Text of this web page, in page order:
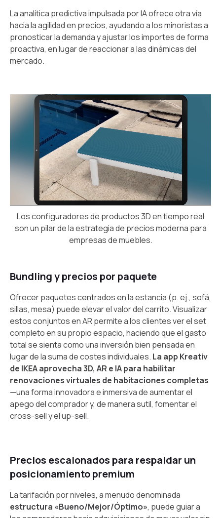
La analítica predictiva impulsada por IA ofrece otra vía
hacia la agilidad en precios, ayudando a los minoristas a
pronosticar la demanda y ajustar los importes de forma
proactiva, en lugar de reaccionar a las dinámicas del
mercado.
Los configuradores de productos 3D en tiempo real
son un pilar de la estrategia de precios moderna para
empresas de muebles.
Bundling y precios por paquete
Ofrecer paquetes centrados en la estancia (p. ej., sofá,
sillas, mesa) puede elevar el valor del carrito. Visualizar
estos conjuntos en AR permite a los clientes ver el set
completo en su propio espacio, haciendo que el gasto
total se sienta como una inversión bien pensada en
lugar de la suma de costes individuales. La app Kreativ
de IKEA aprovecha 3D, AR e IA para habilitar
renovaciones virtuales de habitaciones completas
—una forma innovadora e inmersiva de aumentar el
apego del comprador y, de manera sutil, fomentar el
cross-sell y el up-sell.
Precios escalonados para respaldar un
posicionamiento premium
La tarifación por niveles, a menudo denominada
estructura «Bueno/Mejor/Óptimo», puede guiar a